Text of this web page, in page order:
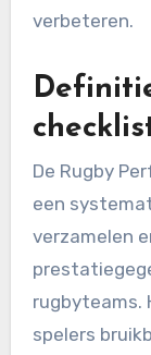
verbeteren.
De Rugby
een
verzamelen
rugbyteams.
spelers